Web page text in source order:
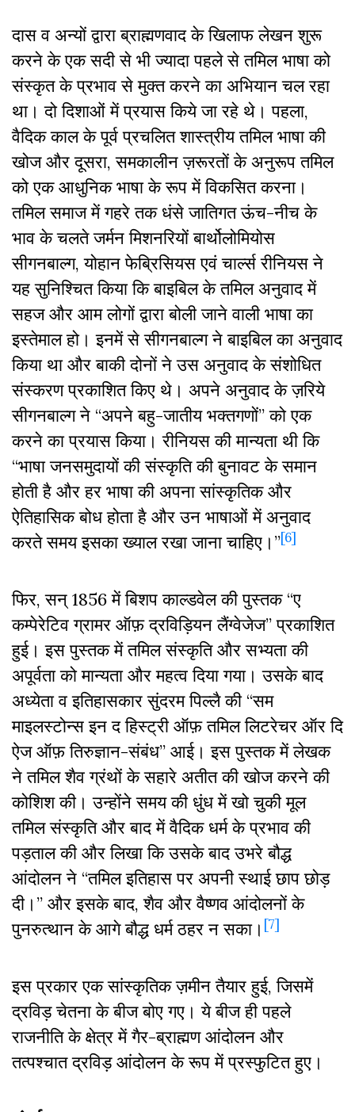
दास व अन्यों द्वारा ब्राह्मणवाद के खिलाफ लेखन शुरू
करने के एक सदी से भी ज्यादा पहले से तमिल भाषा को
संस्कृत के प्रभाव से मुक्त करने का अभियान चल रहा
था। दो दिशाओं में प्रयास किये जा रहे थे। पहला,
वैदिक काल के पूर्व प्रचलित शास्त्रीय तमिल भाषा की
खोज और दूसरा, समकालीन ज़रूरतों के अनुरूप तमिल
को एक आधुनिक भाषा के रूप में विकसित करना।
तमिल समाज में गहरे तक धंसे जातिगत ऊंच-नीच के
भाव के चलते जर्मन मिशनरियों बार्थोलोमियोस
सीगनबाल्ग, योहान फेब्रिसियस एवं चार्ल्स रीनियस ने
यह सुनिश्चित किया कि बाइबिल के तमिल अनुवाद में
सहज और आम लोगों द्वारा बोली जाने वाली भाषा का
इस्तेमाल हो। इनमें से सीगनबाल्ग ने बाइबिल का अनुवाद
किया था और बाकी दोनों ने उस अनुवाद के संशोधित
संस्करण प्रकाशित किए थे। अपने अनुवाद के ज़रिये
सीगनबाल्ग ने “अपने बहु-जातीय भक्तगणों” को एक
करने का प्रयास किया। रीनियस की मान्यता थी कि
“भाषा जनसमुदायों की संस्कृति की बुनावट के समान
होती है और हर भाषा की अपना सांस्कृतिक और
ऐतिहासिक बोध होता है और उन भाषाओं में अनुवाद
करते समय इसका ख्याल रखा जाना चाहिए।”[6]
फिर, सन् 1856 में बिशप काल्डवेल की पुस्तक “ए
कम्पेरेटिव ग्रामर ऑफ़ द्रविड़ियन लैंग्वेजेज” प्रकाशित
हुई। इस पुस्तक में तमिल संस्कृति और सभ्यता की
अपूर्वता को मान्यता और महत्व दिया गया। उसके बाद
अध्येता व इतिहासकार सुंदरम पिल्लै की “सम
माइलस्टोन्स इन द हिस्ट्री ऑफ़ तमिल लिटरेचर ऑर दि
ऐज ऑफ़ तिरुज्ञान-संबंध” आई। इस पुस्तक में लेखक
ने तमिल शैव ग्रंथों के सहारे अतीत की खोज करने की
कोशिश की। उन्होंने समय की धुंध में खो चुकी मूल
तमिल संस्कृति और बाद में वैदिक धर्म के प्रभाव की
पड़ताल की और लिखा कि उसके बाद उभरे बौद्ध
आंदोलन ने “तमिल इतिहास पर अपनी स्थाई छाप छोड़
दी।” और इसके बाद, शैव और वैष्णव आंदोलनों के
पुनरुत्थान के आगे बौद्ध धर्म ठहर न सका। [7]
इस प्रकार एक सांस्कृतिक ज़मीन तैयार हुई, जिसमें
द्रविड़ चेतना के बीज बोए गए। ये बीज ही पहले
राजनीति के क्षेत्र में गैर-ब्राह्मण आंदोलन और
तत्पश्चात द्रविड़ आंदोलन के रूप में प्रस्फुटित हुए।